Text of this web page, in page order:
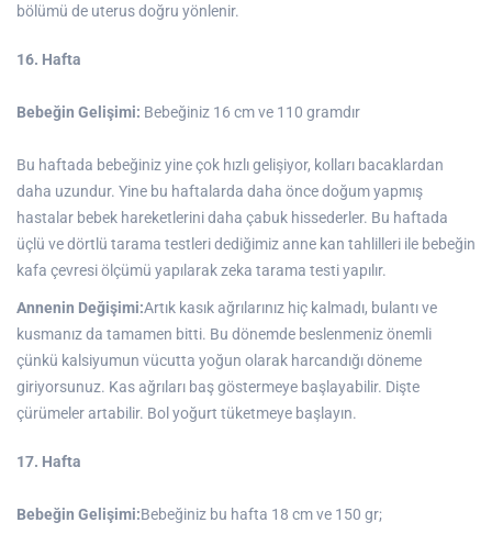
bölümü de uterus doğru yönlenir.
16. Hafta
Bebeğin Gelişimi: Bebeğiniz 16 cm ve 110 gramdır
Bu haftada bebeğiniz yine çok hızlı gelişiyor, kolları bacaklardan
daha uzundur. Yine bu haftalarda daha önce doğum yapmış
hastalar bebek hareketlerini daha çabuk hissederler. Bu haftada
üçlü ve dörtlü tarama testleri dediğimiz anne kan tahlilleri ile bebeğin
kafa çevresi ölçümü yapılarak zeka tarama testi yapılır.
Annenin Değişimi:Artık kasık ağrılarınız hiç kalmadı, bulantı ve
kusmanız da tamamen bitti. Bu dönemde beslenmeniz önemli
çünkü kalsiyumun vücutta yoğun olarak harcandığı döneme
giriyorsunuz. Kas ağrıları baş göstermeye başlayabilir. Dişte
çürümeler artabilir. Bol yoğurt tüketmeye başlayın.
17. Hafta
Bebeğin Gelişimi:Bebeğiniz bu hafta 18 cm ve 150 gr;